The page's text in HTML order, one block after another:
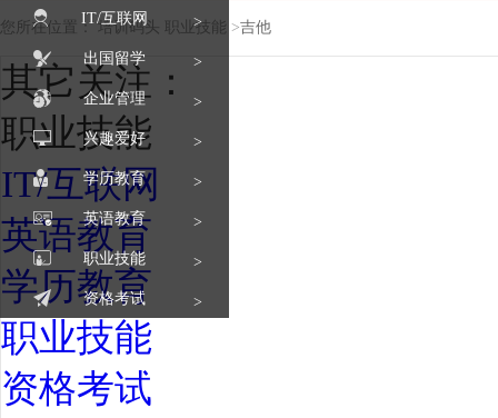
IT/互联网 >
出国留学 >
企业管理 >
兴趣爱好 >
学历教育 >
英语教育 >
职业技能 >
资格考试 >
您所在位置：培训码头 职业技能 >吉他
其它关注：
职业技能
IT/互联网
英语教育
学历教育
职业技能
资格考试